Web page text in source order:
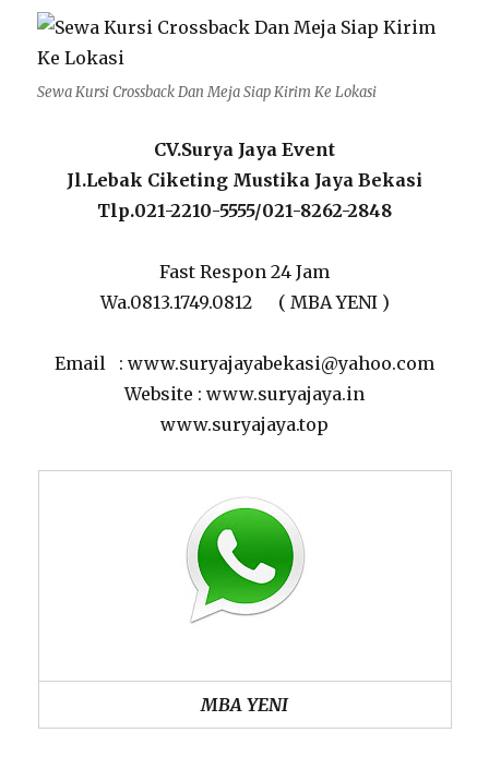
Sewa Kursi Crossback Dan Meja Siap Kirim Ke Lokasi
CV.Surya Jaya Event
Jl.Lebak Ciketing Mustika Jaya Bekasi
Tlp.021-2210-5555/021-8262-2848
Fast Respon 24 Jam
Wa.0813.1749.0812 ( MBA YENI )
Email : www.suryajayabekasi@yahoo.com
Website : www.suryajaya.in
www.suryajaya.top
MBA YENI